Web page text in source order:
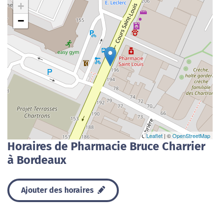
+
−
Leaflet | ©OpenStreetMap
Horaires de Pharmacie Bruce Charrier
à Bordeaux
Ajouter des horaires